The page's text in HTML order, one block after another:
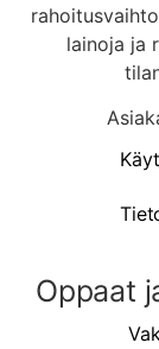
lainoja ja
Oppaat